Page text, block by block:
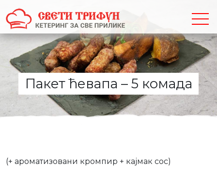
Пакет ћевапа – 5 комада
(+ ароматизовани кромпир + кајмак сос)